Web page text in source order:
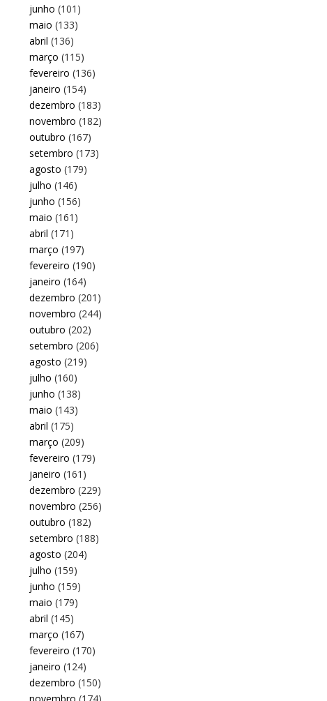
junho (101)
maio (133)
abril (136)
março (115)
fevereiro (136)
janeiro (154)
dezembro (183)
novembro (182)
outubro (167)
setembro (173)
agosto (179)
julho (146)
junho (156)
maio (161)
abril (171)
março (197)
fevereiro (190)
janeiro (164)
dezembro (201)
novembro (244)
outubro (202)
setembro (206)
agosto (219)
julho (160)
junho (138)
maio (143)
abril (175)
março (209)
fevereiro (179)
janeiro (161)
dezembro (229)
novembro (256)
outubro (182)
setembro (188)
agosto (204)
julho (159)
junho (159)
maio (179)
abril (145)
março (167)
fevereiro (170)
janeiro (124)
dezembro (150)
novembro (174)